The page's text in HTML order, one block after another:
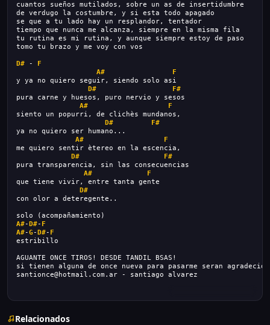
cuantos sueños mutilados, sobre un as de insertidumbre
de verdugo la costumbre, y si esta todo apagado
se que a tu lado hay un resplandor, tentador
tiempo que nunca me alcanza, siempre en la misma fila
tu rutina es mi rutina, y aunque siempre estoy de paso
tomo tu brazo y me voy con vos
D# - F
A#
F
y ya no quiero seguir, siendo solo asi
D#
F#
pura carne y huesos, puro nervio y sesos
A#
F
siento un popurri, de clichès mundanos,
D#
F#
ya no quiero ser humano...
A#
F
me quiero sentir ètereo en la escencia,
D#
F#
pura transparencia, sin las consecuencias
A#
F
que tiene vivir, entre tanta gente
D#
con olor a deteregente..
solo (acompañamiento)
A#-D#- F
A#-G -D#- F
estribillo
AGUANTE ONCE TIROS! DESDE TANDIL BSAS!
si tienen alguna de once nueva para pasarme seran
santionce@hotmail.com.ar - santiago alvarez
Relacionados